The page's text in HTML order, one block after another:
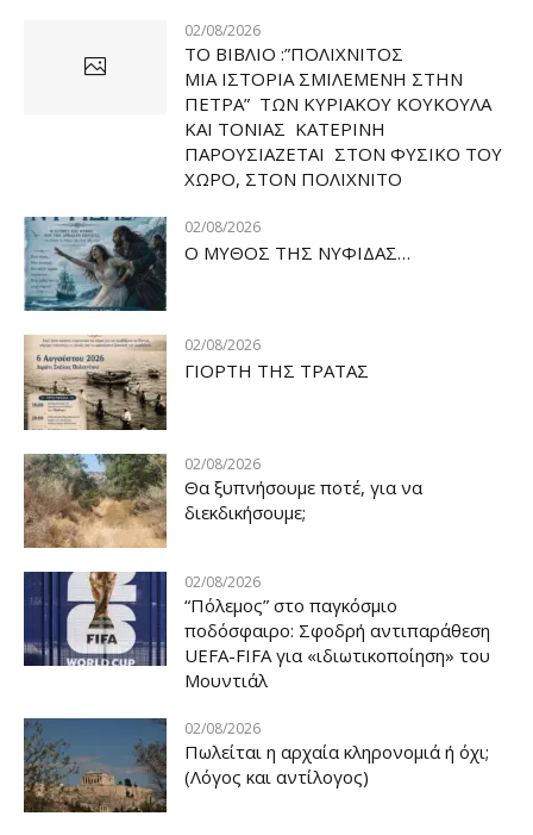
02/08/2026
ΤΟ ΒΙΒΛΙΟ :”ΠΟΛΙΧΝΙΤΟΣ
ΜΙΑ ΙΣΤΟΡΙΑ ΣΜΙΛΕΜΕΝΗ ΣΤΗΝ
ΠΕΤΡΑ” ΤΩΝ ΚΥΡΙΑΚΟΥ ΚΟΥΚΟΥΛΑ
ΚΑΙ ΤΟΝΙΑΣ ΚΑΤΕΡΙΝΗ
ΠΑΡΟΥΣΙΑΖΕΤΑΙ ΣΤΟΝ ΦΥΣΙΚΟ ΤOY
ΧΩΡΟ, ΣΤΟΝ ΠΟΛΙΧΝΙΤΟ
02/08/2026
Ο ΜΥΘΟΣ ΤΗΣ ΝΥΦΙΔΑΣ…
02/08/2026
ΓΙΟΡΤΗ ΤΗΣ ΤΡΑΤΑΣ
02/08/2026
Θα ξυπνήσουμε ποτέ, για να
διεκδικήσουμε;
02/08/2026
“Πόλεμος” στο παγκόσμιο
ποδόσφαιρο: Σφοδρή αντιπαράθεση
UEFA-FIFA για «ιδιωτικοποίηση» του
Μουντιάλ
02/08/2026
Πωλείται η αρχαία κληρονομιά ή όχι;
(Λόγος και αντίλογος)